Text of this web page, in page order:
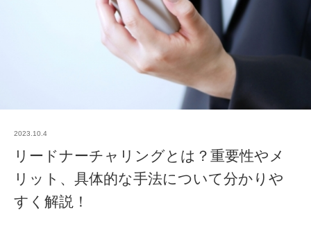
2023.10.4
リードナーチャリングとは？重要性やメ
リット、具体的な手法について分かりや
すく解説！